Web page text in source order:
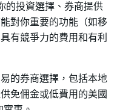
的投資選擇、券商提供
對你重要的功能（如移
有競爭力的費用和有利
的券商選擇，包括本地
免佣金或低費用的美國